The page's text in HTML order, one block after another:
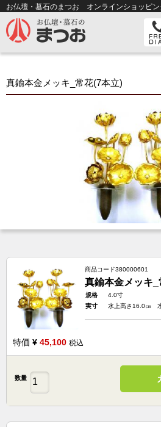
お仏壇・墓石のまつお オンラインショッピン
真鍮本金メッキ_常花(7本立)
商品コード380000601
真鍮本金メッキ_
規格
4.0寸
実寸
水上高さ16.0㎝
特価 ¥ 45,100 税込
数量